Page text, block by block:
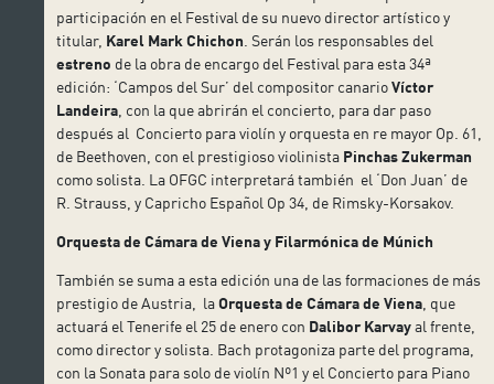
participación en el Festival de su nuevo director artístico y
titular, Karel Mark Chichon . Serán los responsables del
estreno de la obra de encargo del Festival para esta 34ª
edición: ‘Campos del Sur’ del compositor canarioVíctor
Landeira, con la que abrirán el concierto, para dar paso
después al Concierto para violín y orquesta en re mayor Op. 61,
de Beethoven, con el prestigioso violinista Pinchas Zukerman
como solista. La OFGC interpretará también el ‘Don Juan’ de
R. Strauss, y Capricho Español Op 34, de Rimsky-Korsakov.
Orquesta de Cámara de Viena y Filarmónica de Múnich
También se suma a esta edición una de las formaciones de más
prestigio de Austria, laOrquesta de Cámara de Viena, que
actuará el Tenerife el 25 de enero con Dalibor Karvayal frente,
como director y solista. Bach protagoniza parte del programa,
con la Sonata para solo de violín Nº1 y el Concierto para Piano